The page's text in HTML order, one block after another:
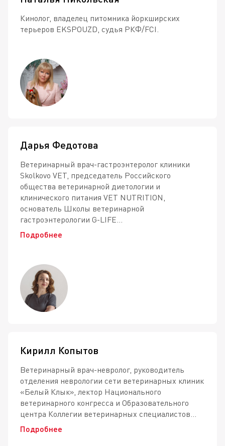
Кинолог, владелец питомника йоркширских
терьеров EKSPOUZD, судья РКФ/FCI.
Дарья Федотова
Ветеринарный врач-гастроэнтеролог клиники
Skolkovo VET, председатель Российского
общества ветеринарной диетологии и
клинического питания VET NUTRITION,
основатель Школы ветеринарной
гастроэнтерологии G-LIFE...
Подробнее
Кирилл Копытов
Ветеринарный врач-невролог, руководитель
отделения неврологии сети ветеринарных клиник
«Белый Клык», лектор Национального
ветеринарного конгресса и Образовательного
центра Коллегии ветеринарных специалистов...
Подробнее